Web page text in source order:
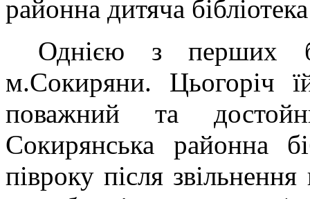
районна дитяча
Однією з перших
м.Сокиряни. Цьогоріч
поважний та
Сокирянська районна
півроку після